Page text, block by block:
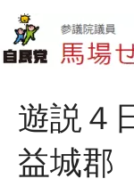
遊説４
益城郡